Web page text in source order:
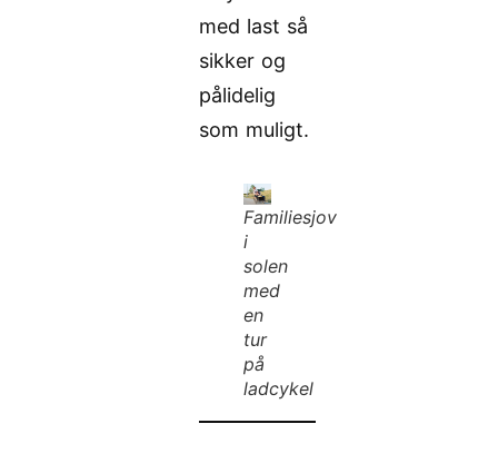
med last så
sikker og
pålidelig
som muligt.
Familiesjov
i
solen
med
en
tur
på
ladcykel